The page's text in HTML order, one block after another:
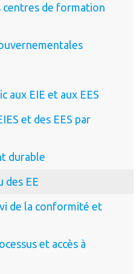
centres de formation
aux EIE et aux EES
et des EES par
durable
des EE
de la conformité et
et accès à